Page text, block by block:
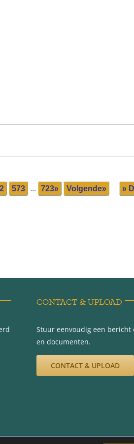
573 ... 723» Volgende» »
CONTACT & UPLOAD
Stuur eenvoudig een bericht
en documenten.
CONTACT & UPLOAD